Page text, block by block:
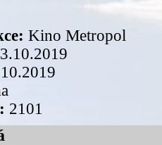
Kino Metropol
2101